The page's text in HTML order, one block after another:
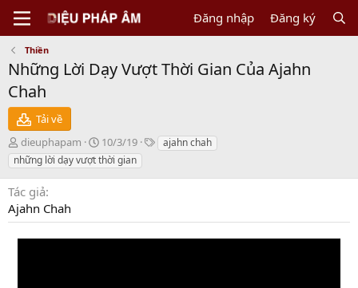
Đăng nhập Đăng ký
Thiền
Những Lời Dạy Vượt Thời Gian Của Ajahn
Chah
Tải về
N
g
ư
i
g
i
dieuphapam
C
r
e
n
10/3/19
T ajahn chah
những lời dạy vượt thời gian
Tác giả
Ajahn Chah